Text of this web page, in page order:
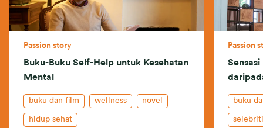
Passion story
Buku-Buku Self-Help untuk Kesehatan
Mental
buku dan film wellness novel
hidup sehat
Passion
buku
selebriti